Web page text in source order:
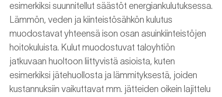
esimerkiksi suunnitellut säästöt energiankulutuksessa.
Lämmön, veden ja kiinteistösähkön kulutus
muodostavat yhteensä ison osan asuinkiinteistöjen
hoitokuluista. Kulut muodostuvat taloyhtiön
jatkuvaan huoltoon liittyvistä asioista, kuten
esimerkiksi jätehuollosta ja lämmityksestä, joiden
kustannuksiin vaikuttavat mm. jätteiden oikein lajittelu